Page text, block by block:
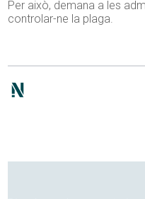
Per això, demana a les
controlar-ne la plaga.